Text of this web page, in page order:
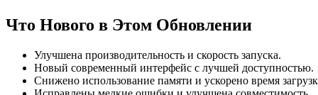
Что Нового в Этом Обновлении
Улучшена производительность и скорость запуска.
Новый современный интерфейс с лучшей доступностью.
Снижено использование памяти и ускорено время